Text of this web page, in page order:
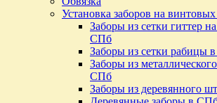
Установка заборов на винтовых
Заборы из сетки гиттер
СПб
Заборы из сетки рабицы
Заборы из
СПб
Заборы из деревянного